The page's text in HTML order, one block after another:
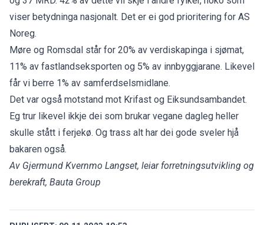
viser betydninga nasjonalt. Det er ei god prioritering for AS
Noreg.
Møre og Romsdal står for 20% av verdiskapinga i sjømat,
11% av fastlandseksporten og 5% av innbyggjarane. Likevel
får vi berre 1% av samferdselsmidlane.
Det var også motstand mot Krifast og Eiksundsambandet.
Eg trur likevel ikkje dei som brukar vegane dagleg heller
skulle stått i ferjekø. Og trass alt har dei gode sveler hjå
bakaren også.
Av Gjermund Kvernmo Langset, leiar forretningsutvikling og
berekraft, Bauta Group